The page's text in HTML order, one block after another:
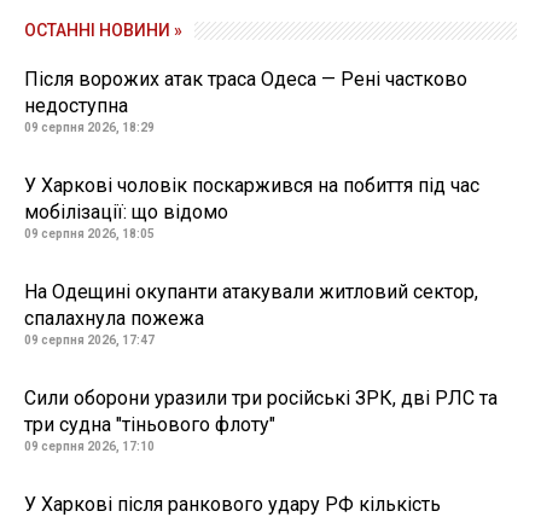
ОСТАННІ НОВИНИ »
Після ворожих атак траса Одеса — Рені частково
недоступна
09 серпня 2026, 18:29
У Харкові чоловік поскаржився на побиття під час
мобілізації: що відомо
09 серпня 2026, 18:05
На Одещині окупанти атакували житловий сектор,
спалахнула пожежа
09 серпня 2026, 17:47
Сили оборони уразили три російські ЗРК, дві РЛС та
три судна "тіньового флоту"
09 серпня 2026, 17:10
У Харкові після ранкового удару РФ кількість